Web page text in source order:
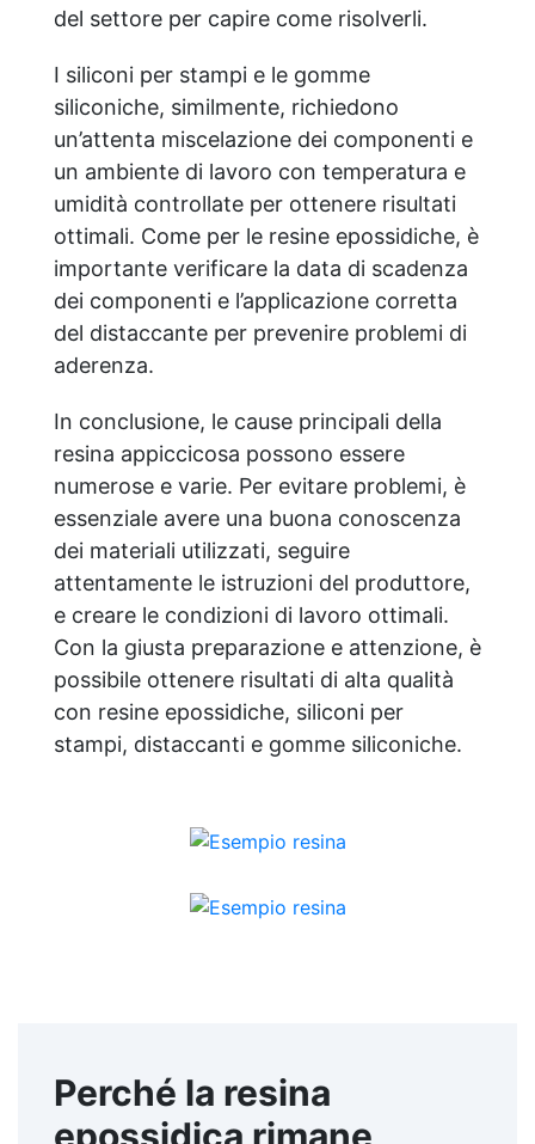
del settore per capire come risolverli.
I siliconi per stampi e le gomme
siliconiche, similmente, richiedono
un’attenta miscelazione dei componenti e
un ambiente di lavoro con temperatura e
umidità controllate per ottenere risultati
ottimali. Come per le resine epossidiche, è
importante verificare la data di scadenza
dei componenti e l’applicazione corretta
del distaccante per prevenire problemi di
aderenza.
In conclusione, le cause principali della
resina appiccicosa possono essere
numerose e varie. Per evitare problemi, è
essenziale avere una buona conoscenza
dei materiali utilizzati, seguire
attentamente le istruzioni del produttore,
e creare le condizioni di lavoro ottimali.
Con la giusta preparazione e attenzione, è
possibile ottenere risultati di alta qualità
con resine epossidiche, siliconi per
stampi, distaccanti e gomme siliconiche.
Perché la resina
epossidica rimane